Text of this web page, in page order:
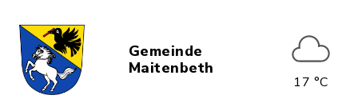
Gemeinde
Maitenbeth
17 °C